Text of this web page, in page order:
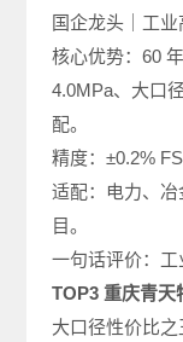
国企龙头｜工
核心优势：60
4.0MPa、大口
配。
精度：±0.2%
适配：电力、
目。
一句话评价：工
TOP3 重庆青天
大口径性价比